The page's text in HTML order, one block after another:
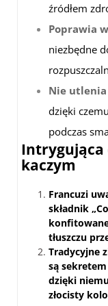
źródłem
Poprawia
niezbędne
Nie
dzięki
podczas
Intrygująca
kaczym
Francuzi
składnik
tłuszczu
Tradycyjne
są
dzięki
złocisty